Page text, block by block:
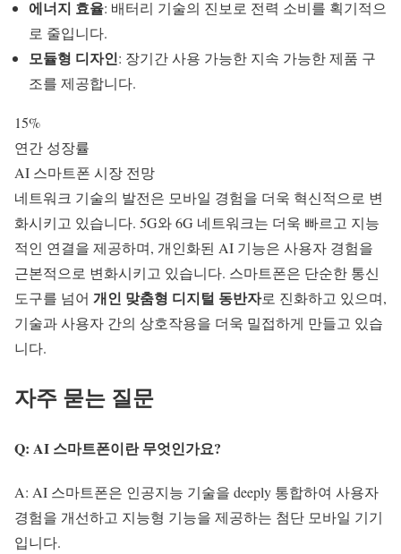
에너지 효율: 배터리 기술의 진보로 전력 소비를 획기적으
로 줄입니다.
모듈형 디자인: 장기간 사용 가능한 지속 가능한 제품 구
조를 제공합니다.
15%
연간 성장률
AI 스마트폰 시장 전망
네트워크 기술의 발전은 모바일 경험을 더욱 혁신적으로 변
화시키고 있습니다. 5G와 6G 네트워크는 더욱 빠르고 지능
적인 연결을 제공하며, 개인화된 AI 기능은 사용자 경험을
근본적으로 변화시키고 있습니다. 스마트폰은 단순한 통신
도구를 넘어 개인 맞춤형 디지털 동반자로 진화하고 있으며,
기술과 사용자 간의 상호작용을 더욱 밀접하게 만들고 있습
니다.
자주 묻는 질문
Q: AI 스마트폰이란 무엇인가요?
A: AI 스마트폰은 인공지능 기술을 deeply 통합하여 사용자
경험을 개선하고 지능형 기능을 제공하는 첨단 모바일 기기
입니다.